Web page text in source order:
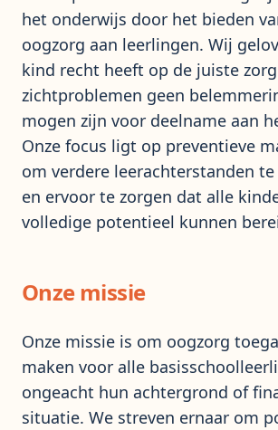
het onderwijs door het bieden
oogzorg aan leerlingen. Wij
kind recht heeft op de juiste
zichtproblemen geen
mogen zijn voor deelname aan
Onze focus ligt op preventieve
om verdere leerachterstanden
en ervoor te zorgen dat alle
volledige potentieel kunnen
Onze missie
Onze missie is om oogzorg
maken voor alle
ongeacht hun achtergrond of
situatie. We streven ernaar om